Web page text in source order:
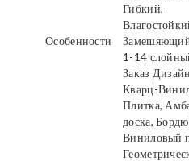
Особенности
Гибкий,
1-14
Заказ
Кварц-
Плитка,
доска,
Виниловый